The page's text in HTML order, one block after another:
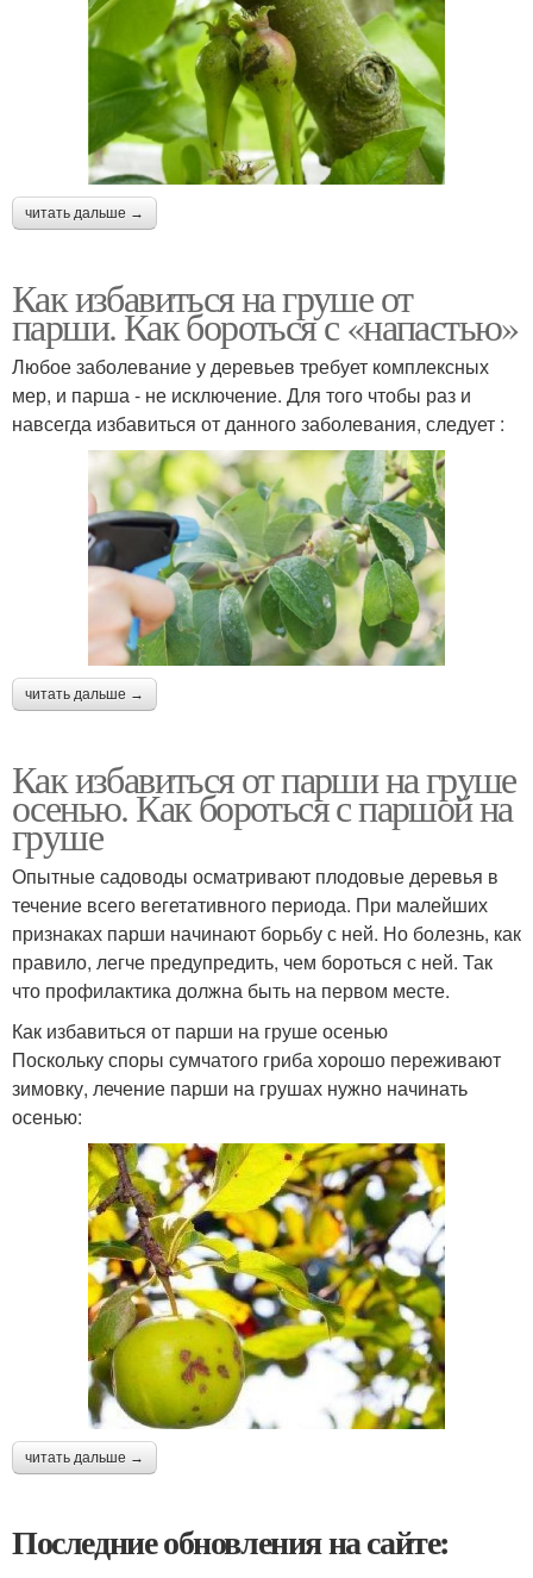
читать дальше →
Как избавиться на груше от
парши. Как бороться с «напастью»
Любое заболевание у деревьев требует комплексных
мер, и парша - не исключение. Для того чтобы раз и
навсегда избавиться от данного заболевания, следует :
читать дальше →
Как избавиться от парши на груше
осенью. Как бороться с паршой на
груше
Опытные садоводы осматривают плодовые деревья в
течение всего вегетативного периода. При малейших
признаках парши начинают борьбу с ней. Но болезнь, как
правило, легче предупредить, чем бороться с ней. Так
что профилактика должна быть на первом месте.
Как избавиться от парши на груше осенью
Поскольку споры сумчатого гриба хорошо переживают
зимовку, лечение парши на грушах нужно начинать
осенью:
читать дальше →
Последние обновления на сайте: